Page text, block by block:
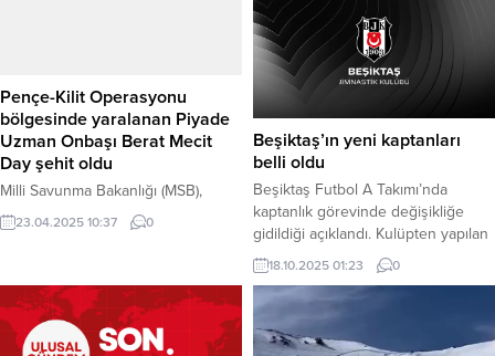
vermek üzere davet edildi. Türkiye
turnesinde Mayıs ayı boyunca
Ankara, Bursa, İzmir, Van ve
İstanbul’da...
isimler arasında partinin önceki
genel başkanları Altan Öymen,
Hikmet Çetin, Murat Karayalçın ve
Kemal...
Pençe-Kilit Operasyonu
bölgesinde yaralanan Piyade
Uzman Onbaşı Berat Mecit
Day şehit oldu
Milli Savunma Bakanlığı (MSB),
Pençe-Kilit Operasyonu bölgesinde
terör örgütü mensuplarının saldırısı
tedavi gördüğü hastanede şehit
olduğunu duyurdu. Bakanlıktan
yapılan açıklamaya göre, Pençe-Kilit
23.04.2025 10:37 0
Beşiktaş’ın yeni kaptanları
belli oldu
Beşiktaş Futbol A Takımı’nda
kaptanlık görevinde değişikliğe
gidildiği açıklandı. Kulüpten yapılan
duyuruya göre, takımın yeni birinci
kaptanı Orkun Kökçü, ikinci kaptanı
ise Wilfred Ndidi oldu. Haber
Merkezi – Beşiktaş Jimnastik
Kulübü’nün resmi sosyal medya
18.10.2025 01:23 0